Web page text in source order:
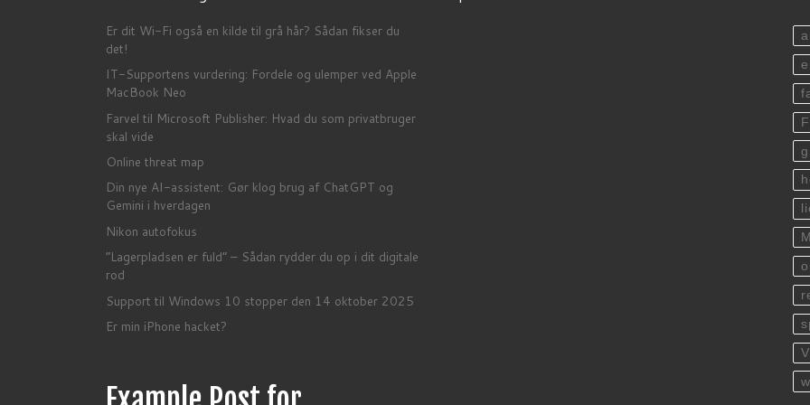
Er dit Wi-Fi også en kilde til grå hår? Sådan fikser du
det!
IT-Supportens vurdering: Fordele og ulemper ved Apple
MacBook Neo
Farvel til Microsoft Publisher: Hvad du som privatbruger
skal vide
Online threat map
Din nye AI-assistent: Gør klog brug af ChatGPT og
Gemini i hverdagen
Nikon autofokus
“Lagerpladsen er fuld” – Sådan rydder du op i dit digitale
rod
Support til Windows 10 stopper den 14 oktober 2025
Er min iPhone hacket?